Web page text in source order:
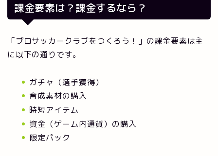
課金要素は？課金するなら？
「プロサッカークラブをつくろう！」の課金要素は主
に以下の通りです。
ガチャ（選手獲得）
育成素材の購入
時短アイテム
資金（ゲーム内通貨）の購入
限定パック